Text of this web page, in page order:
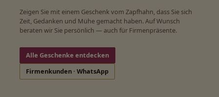
Zeigen Sie mit einem Geschenk vom Zapfhahn, dass Sie sich
Zeit, Gedanken und Mühe gemacht haben. Auf Wunsch
beraten wir Sie persönlich — auch für Firmenpräsente.
Alle Geschenke entdecken
Firmenkunden · WhatsApp